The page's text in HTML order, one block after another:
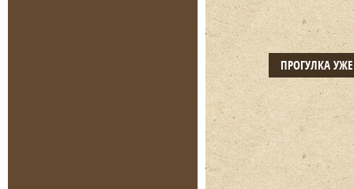
ПРОГУЛКА